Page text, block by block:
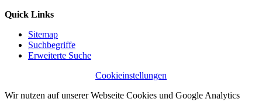
Quick Links
Sitemap
Suchbegriffe
Erweiterte Suche
Cookieinstellungen
Wir nutzen auf unserer Webseite Cookies und Google Analytics